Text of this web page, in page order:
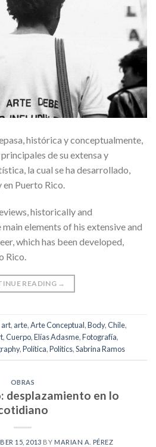
histórica y conceptualmente,
de su extensa y
la cual se ha desarrollado,
Puerto Rico.
historically and
elements of his extensive and
which has been developed,
Rico.
READING →
art, arte,Arte Conceptual,Body,Chile,
,Cuerpo,Elías Adasme,Fotografía,
,Política,Politics,Sabrina Ramos
OBRAS
desplazamiento en lo
15, 2013 BY MARIAN A. PÉREZ